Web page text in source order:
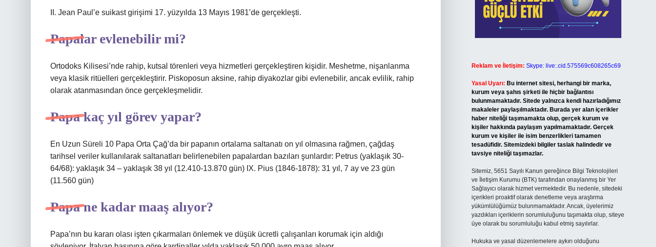
II. Jean Paul’e suikast girişimi 17. yüzyılda 13 Mayıs 1981’de gerçekleşti.
Papalar evlenebilir mi?
Ortodoks Kilisesi’nde rahip, kutsal törenleri veya hizmetleri gerçekleştiren kişidir. Meshetme, nişanlanma
veya klasik ritüelleri gerçekleştirir. Piskoposun aksine, rahip diyakozlar gibi evlenebilir, ancak evlilik, rahip
olarak atanmasından önce gerçekleşmelidir.
Papa kaç yıl görev yapar?
En Uzun Süreli 10 Papa Orta Çağ’da bir papanın ortalama saltanatı on yıl olmasına rağmen, çağdaş
tarihsel veriler kullanılarak saltanatları belirlenebilen papalardan bazıları şunlardır: Petrus (yaklaşık 30-
64/68): yaklaşık 34 – yaklaşık 38 yıl (12.410-13.870 gün) IX. Pius (1846-1878): 31 yıl, 7 ay ve 23 gün
(11.560 gün)
Papa ne kadar maaş alıyor?
Papa’nın bu kararı olası işten çıkarmaları önlemek ve düşük ücretli çalışanları korumak için aldığı
Reklam ve İletişim: Skype: live:.cid.575569c608265c69
Yasal Uyarı: Bu internet sitesi, herhangi bir marka,
kurum veya şahıs şirketi ile hiçbir bağlantısı
bulunmamaktadır. Sitede yalnızca kendi hazırladığımız
makaleler paylaşılmaktadır. Burada yer alan içerikler
haber niteliği taşımamakta olup, gerçek kurum ve
kişiler hakkında paylaşım yapılmamaktadır. Gerçek
kurum ve kişiler ile isim benzerlikleri tamamen
tesadüfidir. Sitemizdeki bilgiler taslak halindedir ve
tavsiye niteliği taşımazlar.
Sitemiz, 5651 Sayılı Kanun gereğince Bilgi Teknolojileri
ve İletişim Kurumu (BTK) tarafından onaylanmış bir Yer
Sağlayıcı olarak hizmet vermektedir. Bu nedenle, sitedeki
içerikleri proaktif olarak denetleme veya araştırma
yükümlülüğümüz bulunmamaktadır. Ancak, üyelerimiz
yazdıkları içeriklerin sorumluluğunu taşımakta olup, siteye
üye olarak bu sorumluluğu kabul etmiş sayılırlar.
Hukuka ve yasal düzenlemelere aykırı olduğunu